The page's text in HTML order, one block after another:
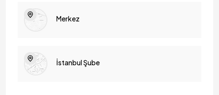
Rattan Mumluk Fener Fiyatları
MyLamp ayrıcalığını bünyesinde barındıran ve çok özel bir
Doğal görünümleri, modern ve incelikli yapıları ve fonksiyonel
özellikleriyle ön plana çıkan rattan mumluk fener modelleri;
MyLamp farkı ile sizlere sunuluyor!
Merkez
İstanbul Şube